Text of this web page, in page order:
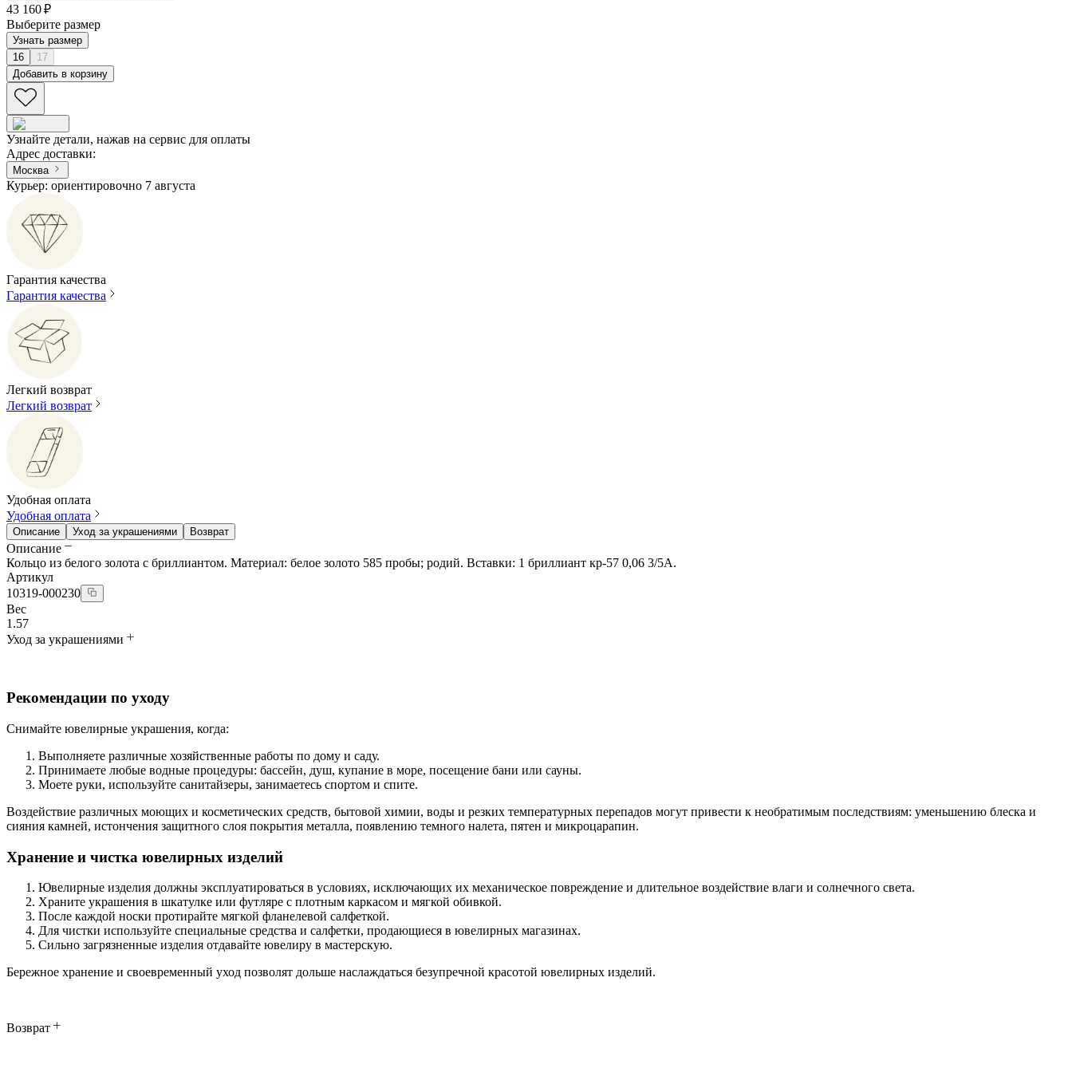
43 160 ₽
Выберите размер
Узнать размер
16
17
Добавить в корзину
Узнайте детали, нажав на сервис для оплаты
Адрес доставки:
Москва
Курьер: ориентировочно 7 августа
Гарантия качества
Гарантия качества
Легкий возврат
Легкий возврат
Удобная оплата
Удобная оплата
Описание Уход за украшениями Возврат
Описание
Кольцо из белого золота с бриллиантом. Материал: белое золото 585 пробы; родий. Вставки: 1 бриллиант кр-57 0,06 3/5А.
Артикул
10319-000230
Вес
1.57
Уход за украшениями
Рекомендации по уходу
Снимайте ювелирные украшения, когда:
Выполняете различные хозяйственные работы по дому и саду.
Принимаете любые водные процедуры: бассейн, душ, купание в море, посещение бани или сауны.
Моете руки, используйте санитайзеры, занимаетесь спортом и спите.
Воздействие различных моющих и косметических средств, бытовой химии, воды и резких температурных перепадов могут привести к необратимым последствиям: уменьшению блеска и
сияния камней, истончения защитного слоя покрытия металла, появлению темного налета, пятен и микроцарапин.
Хранение и чистка ювелирных изделий
Ювелирные изделия должны эксплуатироваться в условиях, исключающих их механическое повреждение и длительное воздействие влаги и солнечного света.
Храните украшения в шкатулке или футляре с плотным каркасом и мягкой обивкой.
После каждой носки протирайте мягкой фланелевой салфеткой.
Для чистки используйте специальные средства и салфетки, продающиеся в ювелирных магазинах.
Сильно загрязненные изделия отдавайте ювелиру в мастерскую.
Бережное хранение и своевременный уход позволят дольше наслаждаться безупречной красотой ювелирных изделий.
Возврат